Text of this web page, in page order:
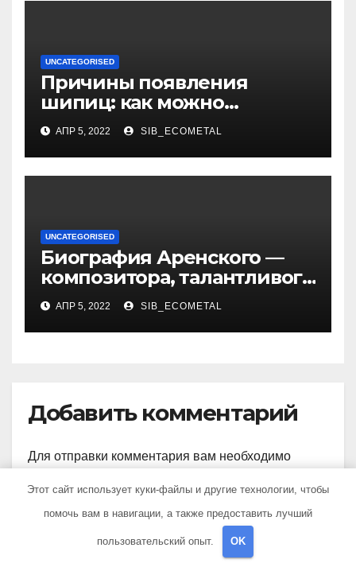
UNCATEGORISED
Причины появления
шипиц: как можно
заразиться вирусом
АПР 5, 2022 SIB_ECOMETAL
UNCATEGORISED
Биография Аренского —
композитора, талантливого
музыканта и педагога
АПР 5, 2022 SIB_ECOMETAL
Добавить комментарий
Для отправки комментария вам необходимо
Этот сайт использует куки-файлы и другие технологии, чтобы
помочь вам в навигации, а также предоставить лучший
пользовательский опыт. OK